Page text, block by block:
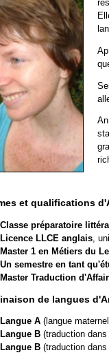
et qualifications
Classe préparatoire
Licence LLCE anglais ,
Master 1 en Métiers du
Un semestre en tant
Master Traduction
de langues
Langue A (langue
Langue B (traduction
Langue B (traduction